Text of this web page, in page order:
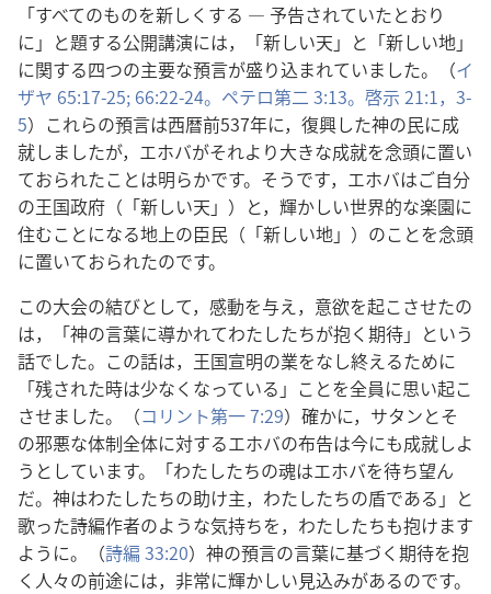
「すべてのものを新しくする ― 予告されていたとおり
に」と題する公開講演には，「新しい天」と「新しい地」
に関する四つの主要な預言が盛り込まれていました。（イ
ザヤ 65:17-25; 66:22-24。 ペテロ第二 3:13。 啓示 21:1， 3-
5）これらの預言は西暦前537年に，復興した神の民に成
就しましたが，エホバがそれより大きな成就を念頭に置い
ておられたことは明らかです。そうです，エホバはご自分
の王国政府（「新しい天」）と，輝かしい世界的な楽園に
住むことになる地上の臣民（「新しい地」）のことを念頭
に置いておられたのです。
この大会の結びとして，感動を与え，意欲を起こさせたの
は，「神の言葉に導かれてわたしたちが抱く期待」という
話でした。この話は，王国宣明の業をなし終えるために
「残された時は少なくなっている」ことを全員に思い起こ
させました。（コリント第一 7:29）確かに，サタンとそ
の邪悪な体制全体に対するエホバの布告は今にも成就しよ
うとしています。「わたしたちの魂はエホバを待ち望ん
だ。神はわたしたちの助け主，わたしたちの盾である」と
歌った詩編作者のような気持ちを，わたしたちも抱けます
ように。（詩編 33:20）神の預言の言葉に基づく期待を抱
く人々の前途には，非常に輝かしい見込みがあるのです。